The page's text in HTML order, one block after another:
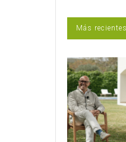
Más recientes